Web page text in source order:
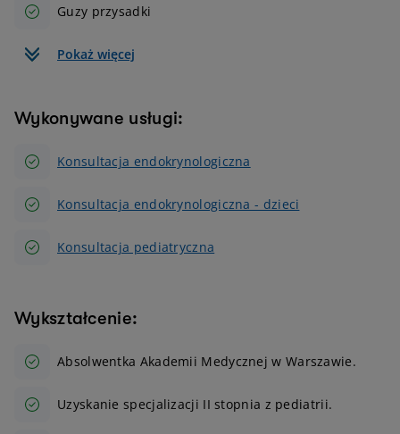
Guzy przysadki
Pokaż więcej
Wykonywane usługi:
Konsultacja endokrynologiczna
Konsultacja endokrynologiczna - dzieci
Konsultacja pediatryczna
Wykształcenie:
Absolwentka Akademii Medycznej w Warszawie.
Uzyskanie specjalizacji II stopnia z pediatrii.